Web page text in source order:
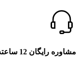
مشاوره رایگان 12 ساعته